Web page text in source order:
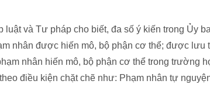
luật và Tư pháp cho biết, đa số ý kiến trong Ủy
nhân được hiến mô, bộ phận cơ thể; được lưu
nhân hiến mô, bộ phận cơ thể trong trường
điều kiện chặt chẽ như: Phạm nhân tự